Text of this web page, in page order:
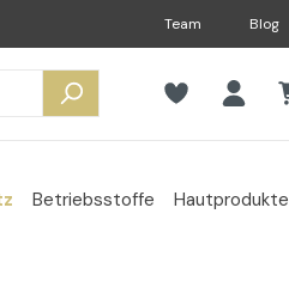
Team Blog
Betriebsstoffe Hautprodukte